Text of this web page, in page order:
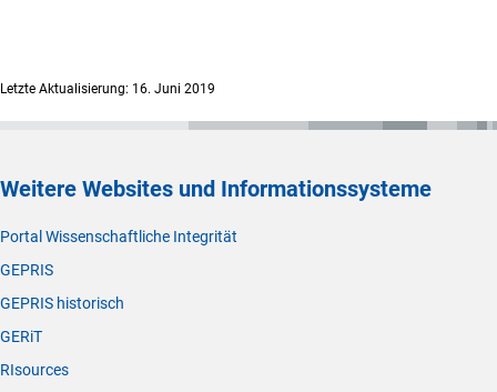
Letzte Aktualisierung: 16. Juni 2019
Weitere Websites und Informationssysteme
Portal Wissenschaftliche Integrität
GEPRIS
GEPRIS historisch
GERiT
RIsources